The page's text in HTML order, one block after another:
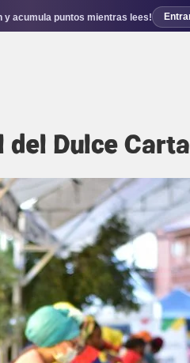
y acumula puntos mientras lees!
Dulce